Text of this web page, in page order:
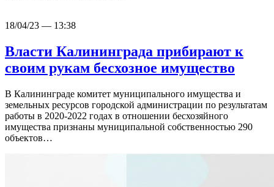
18/04/23 — 13:38
Власти Калининграда прибирают к
своим рукам бесхозное имущество
В Калининграде комитет муниципального имущества и
земельных ресурсов городской администрации по результатам
работы в 2020-2022 годах в отношении бесхозяйного
имущества признаны муниципальной собственностью 290
объектов…